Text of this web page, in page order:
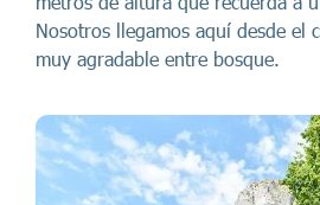
Nosotros llegamos aquí desde el
muy agradable entre bosque.